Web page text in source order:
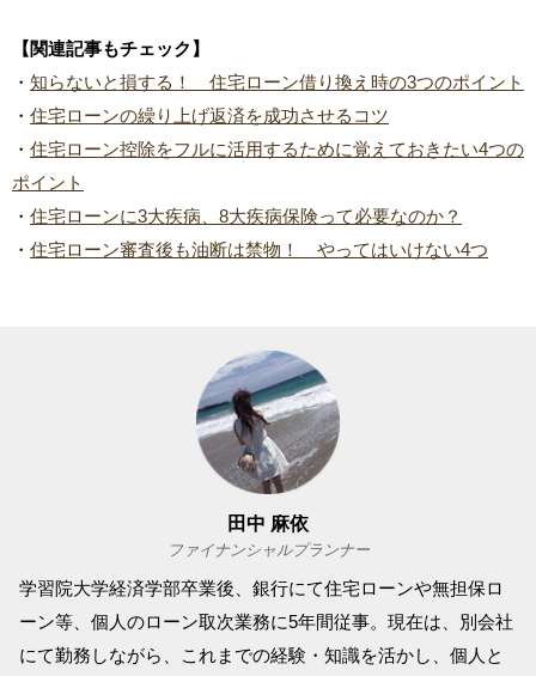
【関連記事もチェック】
・ 知らないと損する！ 住宅ローン借り換え時の3つのポイント
・ 住宅ローンの繰り上げ返済を成功させるコツ
・ 住宅ローン控除をフルに活用するために覚えておきたい4つの
ポイント
・ 住宅ローンに3大疾病、8大疾病保険って必要なのか？
・ 住宅ローン審査後も油断は禁物！ やってはいけない4つ
田中 麻依
ファイナンシャルプランナー
学習院大学経済学部卒業後、銀行にて住宅ローンや無担保ロ
ーン等、個人のローン取次業務に5年間従事。現在は、別会社
にて勤務しながら、これまでの経験・知識を活かし、個人と